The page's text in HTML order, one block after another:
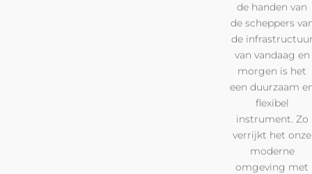
de handen van
de scheppers
de
van vandaag en
morgen is het
een duurzaam
flexibel
instrument. Zo
verrijkt het onze
moderne
omgeving met